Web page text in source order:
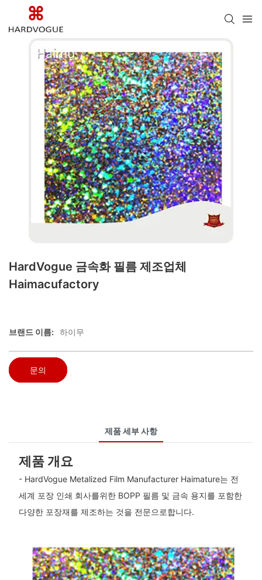
HardVogue 금속화 필름 제조업체
Haimacufactory
브랜드 이름: 하이무
문의
제품 세부 사항
제품 개요
- HardVogue Metalized Film Manufacturer Haimature는 전
세계 포장 인쇄 회사를위한 BOPP 필름 및 금속 용지를 포함한
다양한 포장재를 제조하는 것을 전문으로합니다.